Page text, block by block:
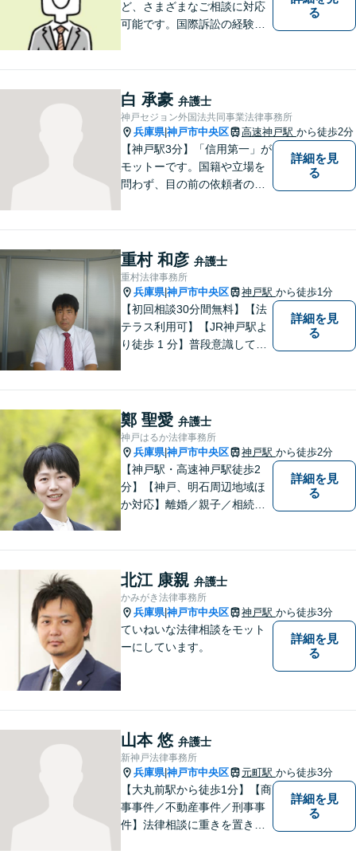
ど、さまざまなご相談に対応
可能です。国際訴訟の経験も
る
白 承豪 弁護士
神戸セジョン外国法共同事業法律事務所
兵庫県|神戸市中央区 高速神戸駅 から徒歩2分
【神戸駅3分】「信用第一」が
モットーです。国籍や立場を
問わず、目の前の依頼者のた
います。一人ひとりに誠意を
持って尽力しますので、ぜひ
一度ご相談ください。
詳細を見
る
重村 和彦 弁護士
重村法律事務所
兵庫県|神戸市中央区 神戸駅 から徒歩1分
【初回相談30分間無料】【法
テラス利用可】【JR神戸駅よ
り徒歩 1 分】普段意識してい
気軽にご相談下さい。
詳細を見
る
鄭 聖愛 弁護士
神戸はるか法律事務所
兵庫県|神戸市中央区 神戸駅 から徒歩2分
【神戸駅・高速神戸駅徒歩2
分】【神戸、明石周辺地域ほ
か対応】離婚／親子／相続／
るため全力を尽くして法的サ
ポートをいたします。どんな
ことでもご遠慮なくご相談く
ださい。
詳細を見
る
北江 康親 弁護士
かみがき法律事務所
兵庫県|神戸市中央区 神戸駅 から徒歩3分
ていねいな法律相談をモット
ーにしています。
詳細を見
る
山本 悠 弁護士
新神戸法律事務所
兵庫県|神戸市中央区 元町駅 から徒歩3分
【大丸前駅から徒歩1分】【商
事事件／不動産事件／刑事事
件】法律相談に重きを置きフ
詳細を見
る